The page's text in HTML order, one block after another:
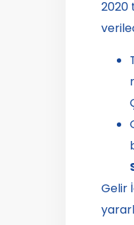
2020
Gelir